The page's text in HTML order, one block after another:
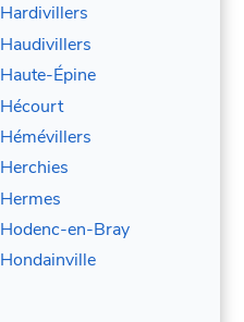
Hardivillers
Haudivillers
Haute-Épine
Hécourt
Hémévillers
Herchies
Hermes
Hodenc-en-Bray
Hondainville